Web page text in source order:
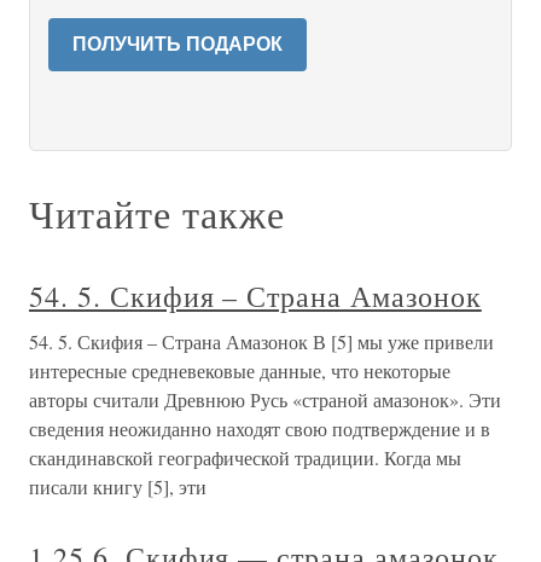
ПОЛУЧИТЬ ПОДАРОК
Читайте также
54. 5. Скифия – Страна Амазонок
54. 5. Скифия – Страна Амазонок В [5] мы уже привели
интересные средневековые данные, что некоторые
авторы считали Древнюю Русь «страной амазонок». Эти
сведения неожиданно находят свою подтверждение и в
скандинавской географической традиции. Когда мы
писали книгу [5], эти